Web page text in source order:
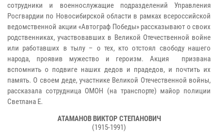
сотрудники и военнослужащие подразделений Управления
Росгвардии по Новосибирской области в рамках всероссийской
ведомственной акции «Автограф Победы» рассказывают о своих
родственниках, участвовавших в Великой Отечественной войне
или работавших в тылу – о тех, кто отстоял свободу нашего
народа, проявив мужество и героизм. Акция призвана
вспомнить о подвиге наших дедов и прадедов, и почтить их
память. О своем деде, участнике Великой Отечественной войны,
рассказала сотрудница ОМОН (на транспорте) майор полиции
Светлана Е.
АТАМАНОВ ВИКТОР СТЕПАНОВИЧ
(1915-1991)